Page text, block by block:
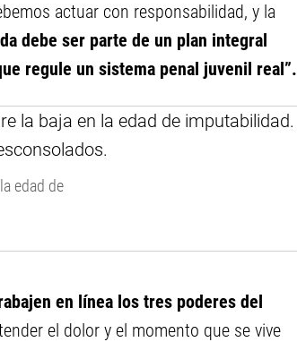
actuar con responsabilidad, y la
debe ser parte de un plan integral
regule un sistema penal juvenil real”.
edad de
en línea los tres poderes del
el dolor y el momento que se vive